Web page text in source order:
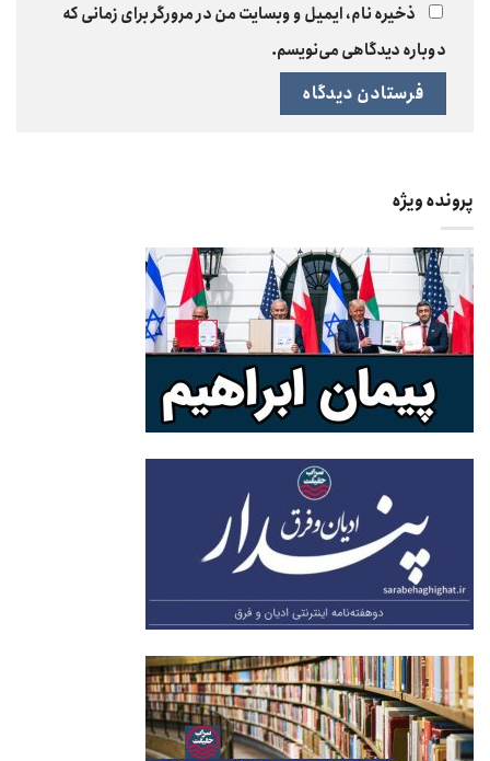
ذخیره نام، ایمیل و وبسایت من در مرورگر برای زمانی که
دوباره دیدگاهی می‌نویسم.
پرونده ویژه